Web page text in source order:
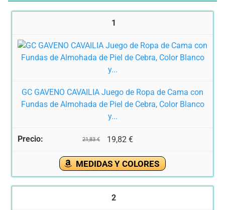
1
GC GAVENO CAVAILIA Juego de Ropa de Cama con
Fundas de Almohada de Piel de Cebra, Color Blanco
y...
21,83 € 19,82 €
MEDIDAS Y COLORES
2